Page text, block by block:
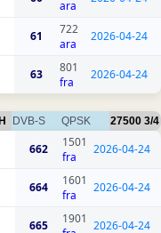
ara
61
722
ara
2026-04-24
63
801
fra
2026-04-24
H DVB-S QPSK 27500 3/4
662
1501
fra
2026-04-24
664
1601
fra
2026-04-24
665
1901 2026-04-24